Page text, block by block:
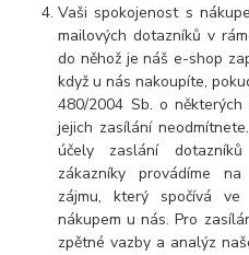
Vaši spokojenost s
mailových dotazníků v
do něhož je náš e-shop
když u nás nakoupíte,
480/2004 Sb. o
jejich zasílání
účely zaslání
zákazníky provádíme
zájmu, který spočívá
nákupem u nás. Pro
zpětné vazby a analýz